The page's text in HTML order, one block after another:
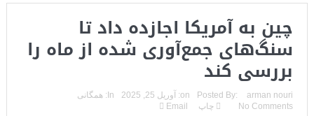
چین به آمریکا اجازده داد تا
سنگ‌های جمع‌آوری شده از ماه را
بررسی کند
Posted By: arman nouri
on: آوریل 25, 2025 In: همگانی
No Comments
چاپ Email